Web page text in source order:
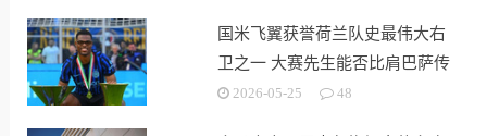
国米飞翼获誉荷兰队史最伟大右
卫之一 大赛先生能否比肩巴萨传
奇2026-05-25 48